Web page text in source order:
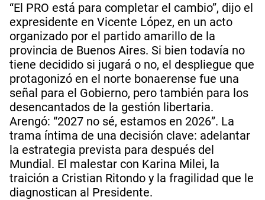
“El PRO está para completar el cambio”, dijo el
expresidente en Vicente López, en un acto
organizado por el partido amarillo de la
provincia de Buenos Aires. Si bien todavía no
tiene decidido si jugará o no, el despliegue que
protagonizó en el norte bonaerense fue una
señal para el Gobierno, pero también para los
desencantados de la gestión libertaria.
Arengó: “2027 no sé, estamos en 2026”. La
trama íntima de una decisión clave: adelantar
la estrategia prevista para después del
Mundial. El malestar con Karina Milei, la
traición a Cristian Ritondo y la fragilidad que le
diagnostican al Presidente.